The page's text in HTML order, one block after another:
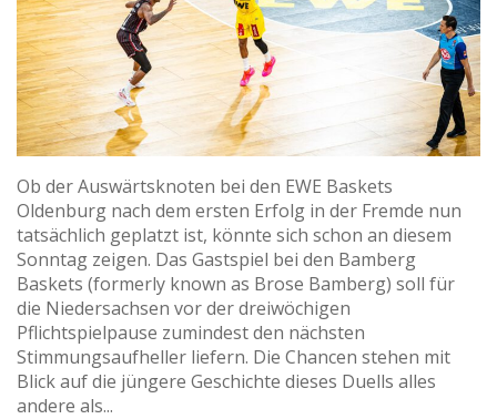
Ob der Auswärtsknoten bei den EWE Baskets
Oldenburg nach dem ersten Erfolg in der Fremde nun
tatsächlich geplatzt ist, könnte sich schon an diesem
Sonntag zeigen. Das Gastspiel bei den Bamberg
Baskets (formerly known as Brose Bamberg) soll für
die Niedersachsen vor der dreiwöchigen
Pflichtspielpause zumindest den nächsten
Stimmungsaufheller liefern. Die Chancen stehen mit
Blick auf die jüngere Geschichte dieses Duells alles
andere als...